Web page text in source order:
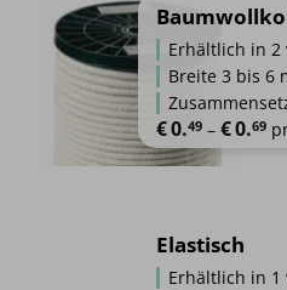
Erhältlich in 2
Breite 3 bis 6
€0.49 – €0.69
Elastisch
Erhältlich in 1